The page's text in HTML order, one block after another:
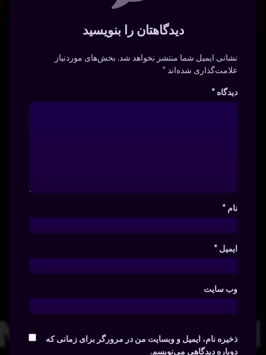
دیدگاهتان را بنویسید
نشانی ایمیل شما منتشر نخواهد شد. بخش‌های موردنیاز
علامت‌گذاری شده‌اند*
دیدگاه *
نام *
ایمیل *
وب‌ سایت
ذخیره نام، ایمیل و وبسایت من در مرورگر برای زمانی که
دوباره دیدگاهی می‌نویسم.